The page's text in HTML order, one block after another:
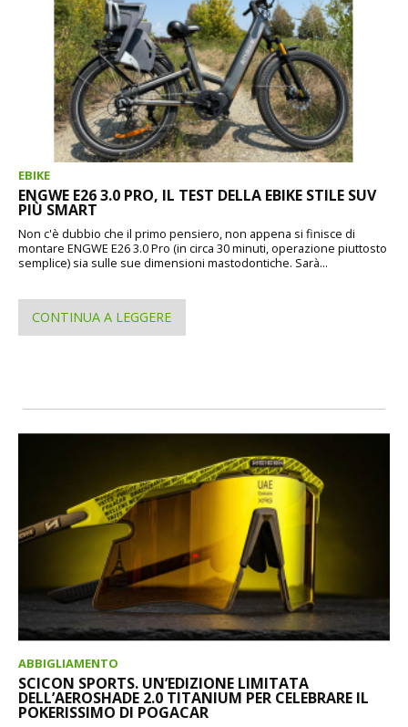
EBIKE
ENGWE E26 3.0 PRO, IL TEST DELLA EBIKE STILE SUV
PIÙ SMART
Non c'è dubbio che il primo pensiero, non appena si finisce di
montare ENGWE E26 3.0 Pro (in circa 30 minuti, operazione piuttosto
semplice) sia sulle sue dimensioni mastodontiche. Sarà...
CONTINUA A LEGGERE
ABBIGLIAMENTO
SCICON SPORTS. UN’EDIZIONE LIMITATA
DELL’AEROSHADE 2.0 TITANIUM PER CELEBRARE IL
POKERISSIMO DI POGACAR